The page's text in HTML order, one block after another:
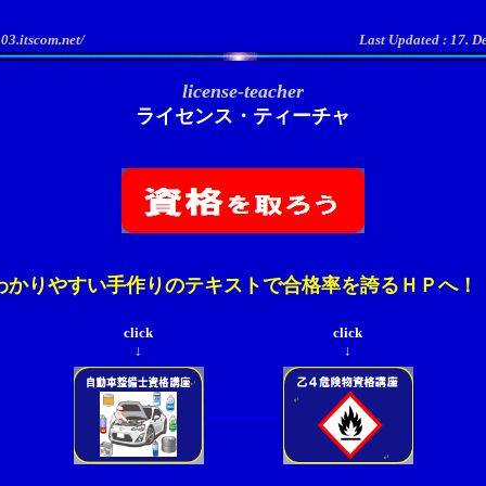
Last Updated : 17.
license-teacher
ライセンス・ティーチャ
かりやすい手作りのテキストで合格率を誇るＨＰへ！
click
↓
click
↓
-------------